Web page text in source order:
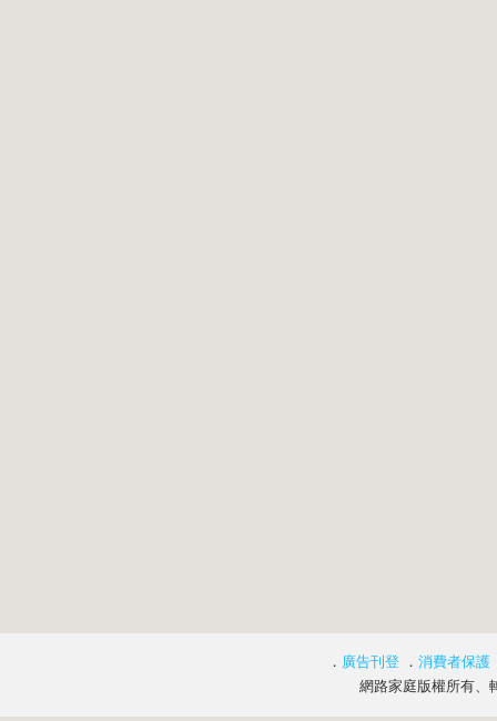
． 廣告刊登 ． 消費者保護
網路家庭版權所有、